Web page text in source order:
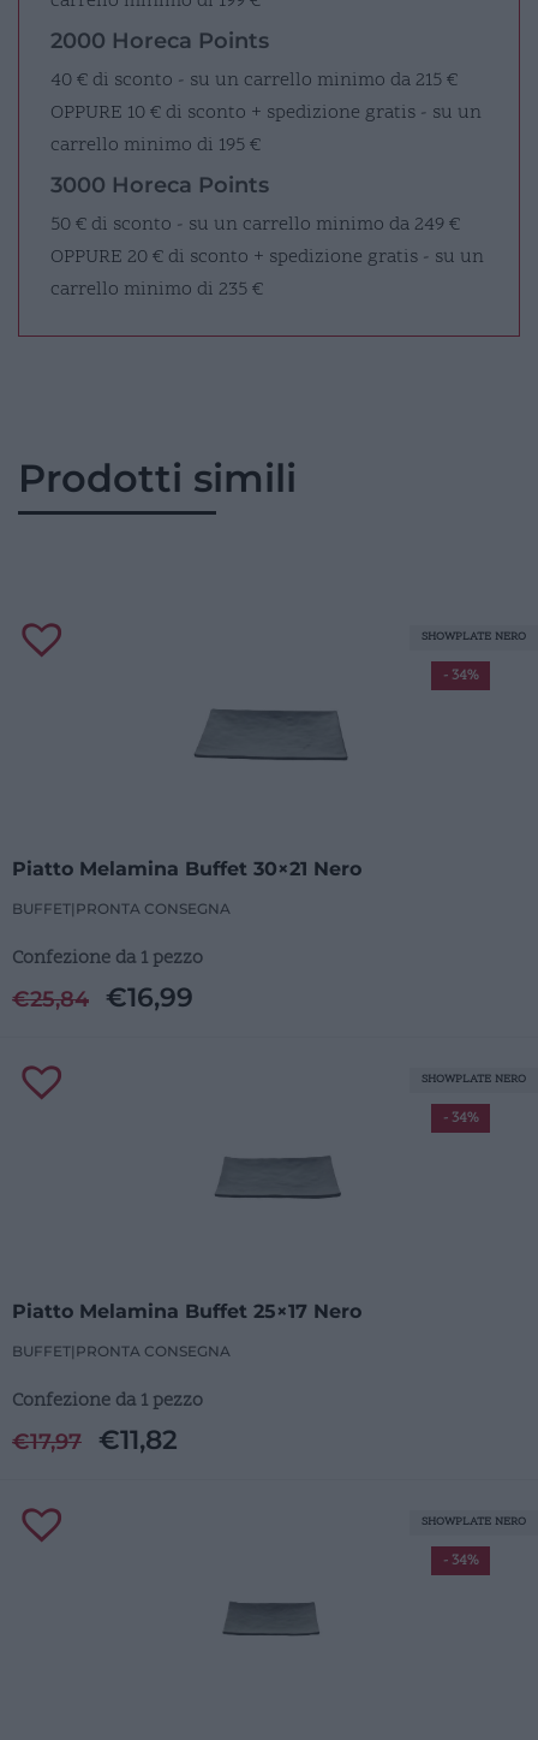
2000 Horeca Points
40 € di sconto - su un carrello minimo da 215 €
OPPURE 10 € di sconto + spedizione gratis - su un
carrello minimo di 195 €
3000 Horeca Points
50 € di sconto - su un carrello minimo da 249 €
OPPURE 20 € di sconto + spedizione gratis - su un
carrello minimo di 235 €
Prodotti simili
Piatto Melamina Buffet 30×21 Nero
BUFFET| PRONTA CONSEGNA
Confezione da 1 pezzo
€25,84 €16,99
- 34%
SHOWPLATE NERO
Piatto Melamina Buffet 25×17 Nero
BUFFET| PRONTA CONSEGNA
Confezione da 1 pezzo
€17,97 €11,82
- 34%
SHOWPLATE NERO
- 34%
SHOWPLATE NERO